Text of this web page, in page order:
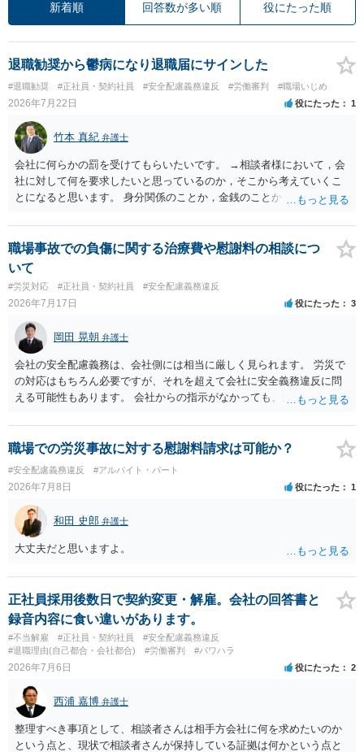
新着順 回答数が多い順 役にたった順
退職勧奨から鬱病になり退職届にサインした
#退職勧奨 #正社員・契約社員 #安全配慮義務違反 #労働審判 #職場いじめ
2026年7月22日 役にたった 1
竹本 真紀 弁護士
会社に何らかの罰を受けてもらいたいです。 →相談者様において，会
社に対して何を要求したいと思っているのか，そこから考えていくこ
とになると思います。 身分関係のことか，金銭のことか，会社自体に
わからない，そういう状態なのであれば，その点を検討していくこと
から始めるのがよいと思います。
職場事故での負傷に関する治療費や慰謝料の相談につ
いて
#労災対応 #正社員・契約社員 #安全配慮義務違反
2026年7月17日 役にたった 3
岡田 晃朝 弁護士
会社の安全配慮義務は、会社側には相当に厳しく見られます。 労災で
の対応はもちろん必要ですが、それを超えて会社に安全義務違反に問
える可能性もあります。 会社からの指示がなかっても、逆に危険な作
実地指導をしていないことが問題になった事例もあります。ですの
で、指示が無ければ免責されるわけではありません。責任追及の交渉
職場での労災事故に対する慰謝料請求は可能か？
#安全配慮義務違反 #アルバイト・パート
2026年7月8日 役にたった 1
和田 史郎 弁護士
大丈夫だと思いますよ。
正社員採用後数日で契約変更・解雇。会社の回答書と
録音内容に食い違いがあります。
#不当解雇 #正社員・契約社員
#安全配慮義務違反
#退職理由(自己都合・会社都合)
#労働審判 #パワハラ
2026年7月6日 役にたった 2
西浦 嘉博 弁護士
整理すべき事項として、相談者さんは相手方会社に何を求めたいのか
という点と、現状で相談者さんが保持している証拠は何かという点と